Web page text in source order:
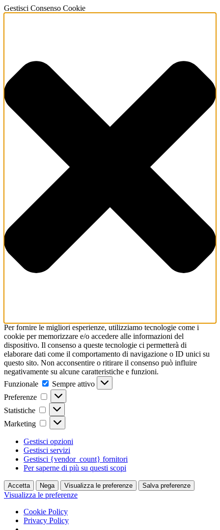
Gestisci Consenso Cookie
Per fornire le migliori esperienze, utilizziamo tecnologie come i
cookie per memorizzare e/o accedere alle informazioni del
dispositivo. Il consenso a queste tecnologie ci permetterà di
elaborare dati come il comportamento di navigazione o ID unici su
questo sito. Non acconsentire o ritirare il consenso può influire
negativamente su alcune caratteristiche e funzioni.
Funzionale
Funzionale
Sempre attivo
Preferenze
Preferenze
Statistiche Statistiche
Marketing Marketing
Gestisci opzioni
Gestisci servizi
Gestisci {vendor_count} fornitori
Per saperne di più su questi scopi
Accetta Nega Visualizza le preferenze Salva preferenze
Visualizza le preferenze
Cookie Policy
Privacy Policy